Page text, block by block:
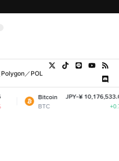
／POL、MATIC）
JPY-¥ 10,176,533.05